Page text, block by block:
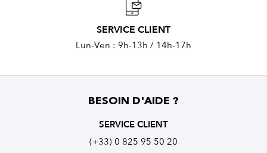
SERVICE CLIENT
Lun-Ven : 9h-13h / 14h-17h
BESOIN D'AIDE ?
SERVICE CLIENT
(+33) 0 825 95 50 20